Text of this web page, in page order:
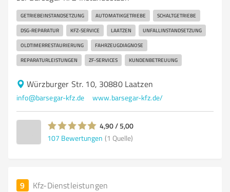
GETRIEBEINSTANDSETZUNG AUTOMATIKGETRIEBE SCHALTGETRIEBE
DSG-REPARATUR KFZ-SERVICE LAATZEN UNFALLINSTANDSETZUNG
OLDTIMERRESTAURIERUNG FAHRZEUGDIAGNOSE
REPARATURLEISTUNGEN ZF-SERVICES KUNDENBETREUUNG
Würzburger Str. 10, 30880 Laatzen
info@barsegar-kfz.de www.barsegar-kfz.de/
4,90 / 5,00
107 Bewertungen (1 Quelle)
9 Kfz-Dienstleistungen